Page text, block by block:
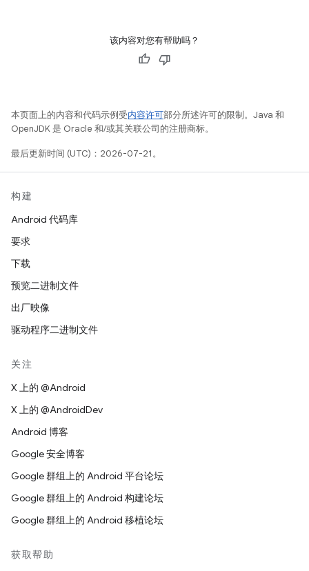
该内容对您有帮助吗？
本页面上的内容和代码示例受内容许可部分所述许可的限制。Java 和
OpenJDK 是 Oracle 和/或其关联公司的注册商标。
最后更新时间 (UTC)：2026-07-21。
构建
Android 代码库
要求
下载
预览二进制文件
出厂映像
驱动程序二进制文件
关注
X 上的 @Android
X 上的 @AndroidDev
Android 博客
Google 安全博客
Google 群组上的 Android 平台论坛
Google 群组上的 Android 构建论坛
Google 群组上的 Android 移植论坛
获取帮助